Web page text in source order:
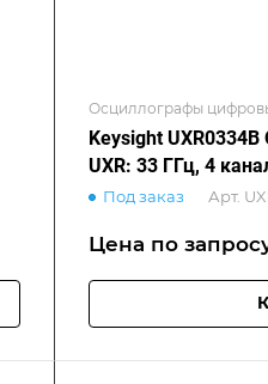
Осциллографы
Keysight
UXR: 33 ГГц, 4
Под заказ Арт.
Цена по запр